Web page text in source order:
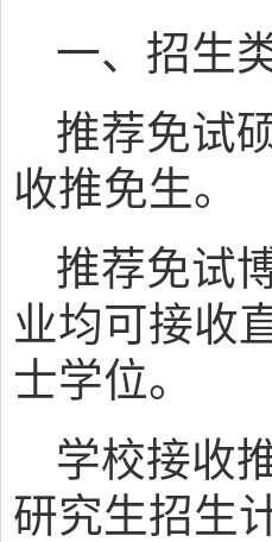
一、招生
推荐免试
收推免生。
推荐免试
业均可接收
士学位。
学校接收
研究生招生